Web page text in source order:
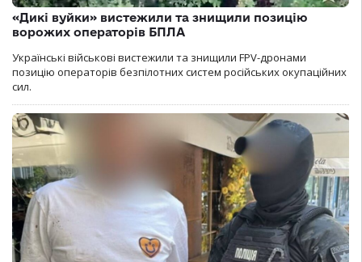
«Дикі вуйки» вистежили та знищили позицію
ворожих операторів БПЛА
Українські військові вистежили та знищили FPV-дронами
позицію операторів безпілотних систем російських окупаційних
сил.